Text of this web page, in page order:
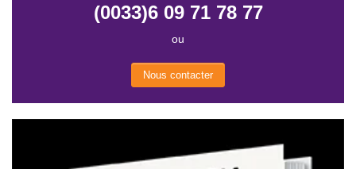
(0033)6 09 71 78 77
ou
Nous contacter